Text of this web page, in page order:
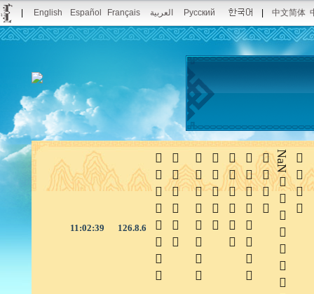
English Español Français العربية Русский 中文简体
11:02:40 126.8.6 
 
NaN




